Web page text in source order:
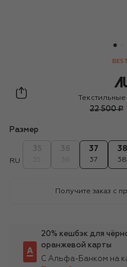
Autry
22 500 ₽
Размер
RU
37
37
38
38
Получите заказ с
20% кешбэк для
оранжевой карты
С Альфа-Банком на